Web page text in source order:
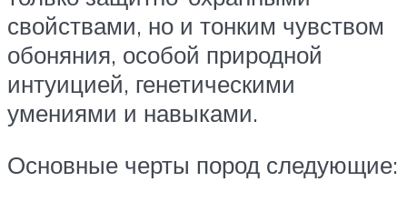
свойствами, но и тонким чувством
обоняния, особой природной
интуицией, генетическими
умениями и навыками.
Основные черты пород следующие: